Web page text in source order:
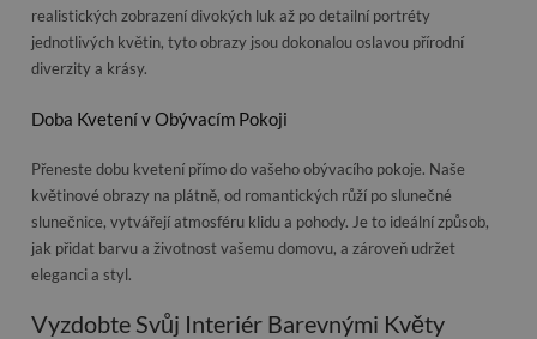
realistických zobrazení divokých luk až po detailní portréty
jednotlivých květin, tyto obrazy jsou dokonalou oslavou přírodní
diverzity a krásy.
Doba Kvetení v Obývacím Pokoji
Přeneste dobu kvetení přímo do vašeho obývacího pokoje. Naše
květinové obrazy na plátně, od romantických růží po slunečné
slunečnice, vytvářejí atmosféru klidu a pohody. Je to ideální způsob,
jak přidat barvu a životnost vašemu domovu, a zároveň udržet
eleganci a styl.
Vyzdobte Svůj Interiér Barevnými Květy